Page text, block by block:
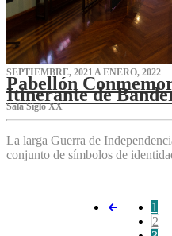
SEPTIEMBRE, 2021 A ENERO, 2022
Pabellón
Itinerante de
Sala Siglo XX
La larga Guerra de
conjunto de símbolos de
1
2